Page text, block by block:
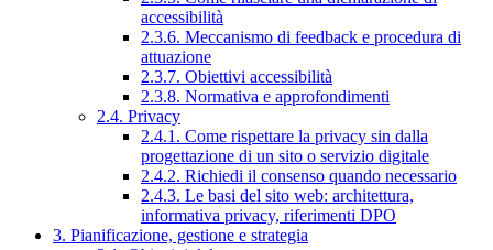
accessibilità
2.3.6. Meccanismo di feedback e procedura di
attuazione
2.3.7. Obiettivi accessibilità
2.3.8. Normativa e approfondimenti
2.4. Privacy
2.4.1. Come rispettare la privacy sin dalla
progettazione di un sito o servizio digitale
2.4.2. Richiedi il consenso quando necessario
2.4.3. Le basi del sito web: architettura,
informativa privacy, riferimenti DPO
3. Pianificazione, gestione e strategia